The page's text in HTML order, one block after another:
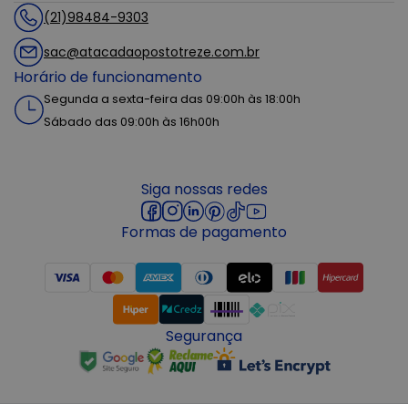
(21)98484-9303
sac@atacadaopostotreze.com.br
Horário de funcionamento
Segunda a sexta-feira das 09:00h às 18:00h
Sábado das 09:00h às 16h00h
Siga nossas redes
Formas de pagamento
Segurança